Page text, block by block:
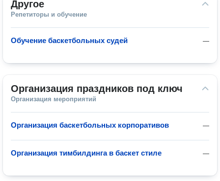
Другое
Репетиторы и обучение
—
Обучение баскетбольных судей
Организация праздников под ключ
Организация мероприятий
—
Организация баскетбольных корпоративов
—
Организация тимбилдинга в баскет стиле